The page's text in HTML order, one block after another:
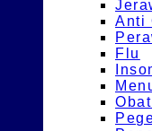
Anti
Flu